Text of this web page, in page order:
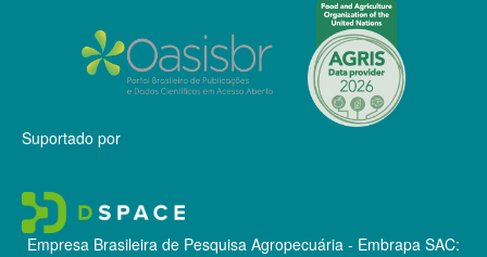
Suportado por
Empresa Brasileira de Pesquisa Agropecuária - Embrapa SAC: